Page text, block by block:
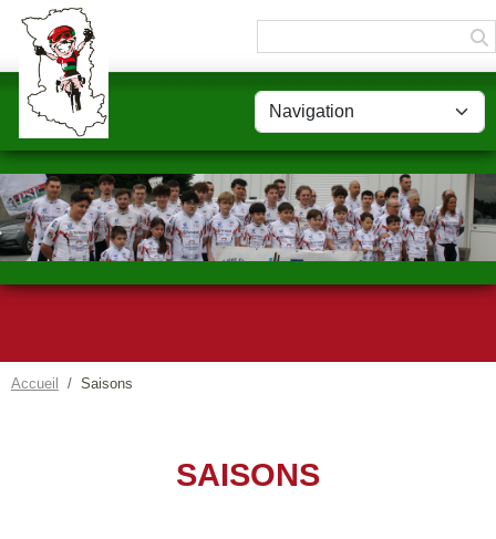
Accueil Saisons
SAISONS
Panneau de gestion des cookies